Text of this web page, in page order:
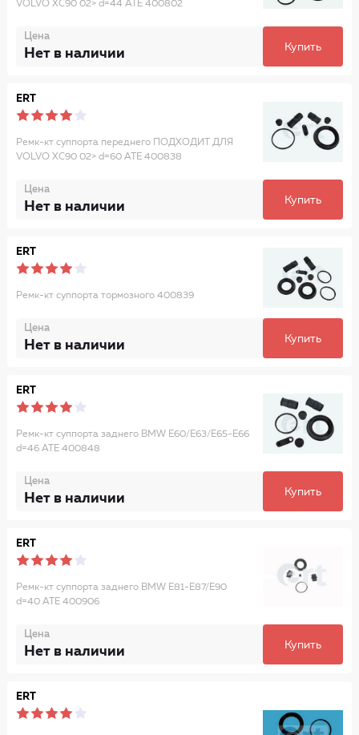
VOLVO XC90 02> d=44 ATE 400802
Цена
Нет в наличии Купить
ERT
Ремк-кт суппорта переднего ПОДХОДИТ ДЛЯ
VOLVO XC90 02> d=60 ATE 400838
Цена
Нет в наличии Купить
ERT
Ремк-кт суппорта тормозного 400839
Цена
Нет в наличии Купить
ERT
Ремк-кт суппорта заднего BMW E60/E63/E65-E66
d=46 ATE 400848
Цена
Нет в наличии Купить
ERT
Ремк-кт суппорта заднего BMW E81-E87/E90
d=40 ATE 400906
Цена
Нет в наличии Купить
ERT